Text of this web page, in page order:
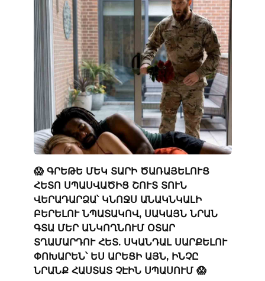
😱 ԳՐԵԹԵ ՄԵԿ ՏԱՐԻ ԾԱՌԱՅԵԼՈՒՑ
ՀԵՏՈ ՍՊԱՍՎԱԾԻՑ ՇՈՒՏ ՏՈՒՆ
ՎԵՐԱԴԱՐՁԱ՝ ԿՆՈՋՍ ԱՆԱԿՆԿԱԼԻ
ԲԵՐԵԼՈՒ ՆՊԱՏԱԿՈՎ, ՍԱԿԱՅՆ ՆՐԱՆ
ԳՏԱ ՄԵՐ ԱՆԿՈՂՆՈՒՄ ՕՏԱՐ
ՏՂԱՄԱՐԴՈՒ ՀԵՏ. ՍԿԱՆԴԱԼ ՍԱՐՔԵԼՈՒ
ՓՈԽԱՐԵՆ՝ ԵՍ ԱՐԵՑԻ ԱՅՆ, ԻՆՉԸ
ՆՐԱՆՔ ՀԱՍՏԱՏ ՉԷԻՆ ՍՊԱՍՈՒՄ 😱